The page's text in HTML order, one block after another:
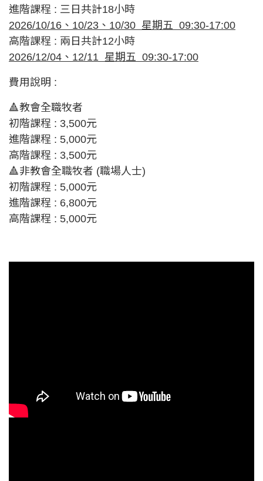
進階課程 : 三日共計18小時
2026/10/16 、10/23 、10/30 星期 五 09:30-17:00
高階課程 : 兩日共計12小時
2026/12/04 、12/11 星期五 09:30-17:00
費用說明 :
🔺教會全職牧者
初階課程 : 3,500元
進階課程 : 5,000元
高階課程 : 3,500元
🔺非教會全職牧者 (職場人士)
初階課程 : 5,000元
進階課程 : 6,800元
高階課程 : 5,000元